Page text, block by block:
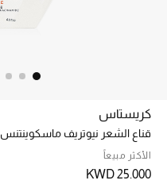
خصم حتى 70%
تسوقوا الآن
كريستاس
قناع الشعر نيوتريف ماسكوينتنس
الأكثر مبيعاً
KWD 25.000